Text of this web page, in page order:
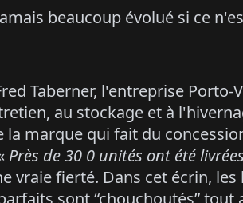
beaucoup évolué si ce
Taberner, l'entreprise
au stockage et à
la marque qui fait du
Près de 30 0 unités ont été
vraie fierté. Dans cet écrin,
sont “chouchoutés” tout